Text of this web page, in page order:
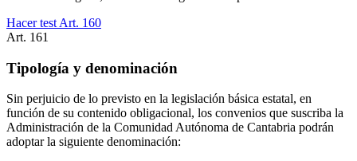
Hacer test Art. 160
Art. 161
Tipología y denominación
Sin perjuicio de lo previsto en la legislación básica estatal, en
función de su contenido obligacional, los convenios que suscriba la
Administración de la Comunidad Autónoma de Cantabria podrán
adoptar la siguiente denominación: